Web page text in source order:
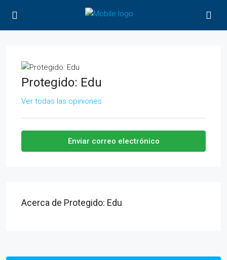
Protegido: Edu
Ver todas las opiniones
Enviar correo electrónico
Acerca de Protegido: Edu